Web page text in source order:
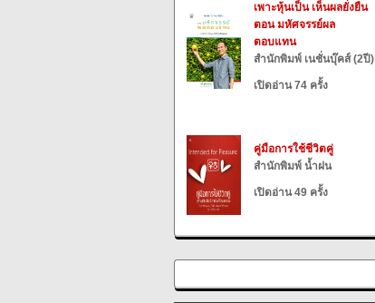
เพาะหุ้นเป็น เห็นผลยั่งยืน
ตอน มหัศจรรย์ผล
ตอบแทน
สำนักพิมพ์ เนชั่นบุ๊คส์ (2ปี)
เปิดอ่าน 74 ครั้ง
คู่มือการใช้ชีวิตคู่
สำนักพิมพ์ น้ำฝน
เปิดอ่าน 49 ครั้ง